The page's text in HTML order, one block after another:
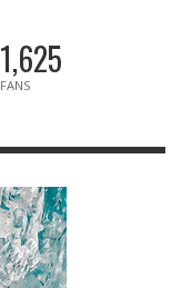
1,625
FANS